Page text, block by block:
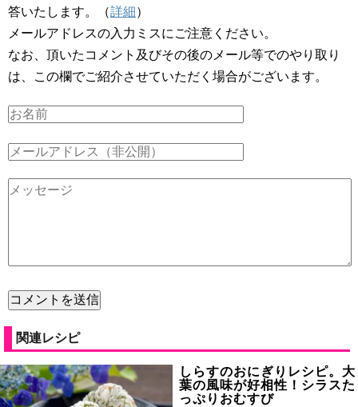
答いたします。（詳細）
メールアドレスの入力ミスにご注意ください。
なお、頂いたコメント及びその後のメール等でのやり取り
は、この欄でご紹介させていただく場合がございます。
関連レシピ
しらすのおにぎりレシピ。大
葉の風味が好相性！シラスた
っぷりおむすび